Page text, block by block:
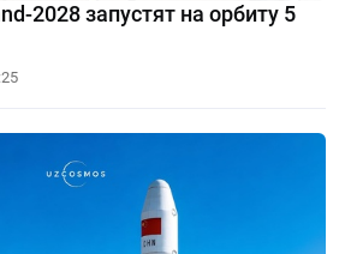
2028 запустят на орбиту 5